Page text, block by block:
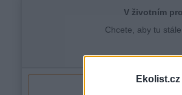
Ekolist.cz